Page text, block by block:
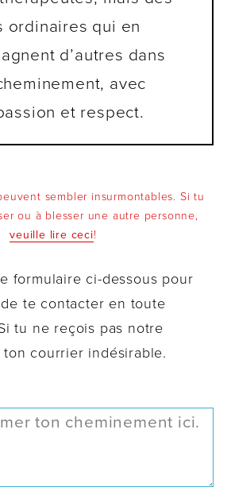
ordinaires qui en
d’autres dans
avec
et respect.
sembler insurmontables. Si tu
ou à blesser une autre personne,
veuille lire ceci!
formulaire ci-dessous pour
te contacter en toute
tu ne reçois pas notre
courrier indésirable.